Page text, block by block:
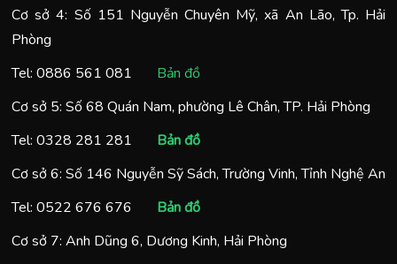
Cơ sở 4: Số 151 Nguyễn Chuyên Mỹ, xã An Lão, Tp. Hải
Phòng
Tel: 0886 561 081
Bản đồ
Cơ sở 5: Số 68 Quán Nam, phường Lê Chân, TP. Hải Phòng
Tel: 0328 281 281
Bản đồ
Cơ sở 6: Số 146 Nguyễn Sỹ Sách, Trường Vinh, Tỉnh Nghệ An
Tel: 0522 676 676
Bản đồ
Cơ sở 7: Anh Dũng 6, Dương Kinh, Hải Phòng